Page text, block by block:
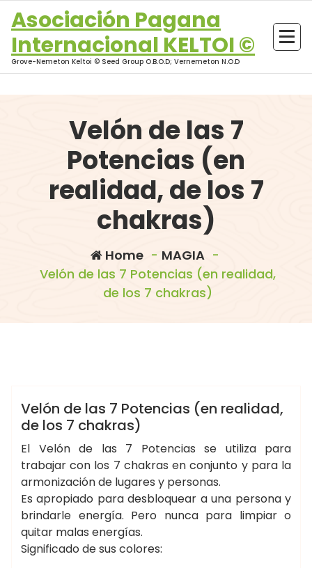
content
Asociación Pagana
Internacional KELTOI ©
Grove-Nemeton Keltoi © Seed Group O.B.O.D; Vernemeton N.O.D
Velón de las 7
Potencias (en
realidad, de los 7
chakras)
Home - MAGIA -
Velón de las 7 Potencias (en realidad,
de los 7 chakras)
MAGIA RITUALES
Velón de las 7 Potencias (en realidad,
de los 7 chakras)
El Velón de las 7 Potencias se utiliza para
trabajar con los 7 chakras en conjunto y para la
armonización de lugares y personas.
Es apropiado para desbloquear a una persona y
brindarle energía. Pero nunca para limpiar o
quitar malas energías.
Significado de sus colores: